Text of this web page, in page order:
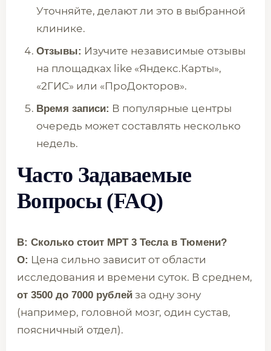
Уточняйте, делают ли это в выбранной
клинике.
Отзывы: Изучите независимые отзывы
на площадках like «Яндекс.Карты»,
«2ГИС» или «ПроДокторов».
Время записи: В популярные центры
очередь может составлять несколько
недель.
Часто Задаваемые
Вопросы (FAQ)
В: Сколько стоит МРТ 3 Тесла в Тюмени?
О: Цена сильно зависит от области
исследования и времени суток. В среднем,
от 3500 до 7000 рублей за одну зону
(например, головной мозг, один сустав,
поясничный отдел).